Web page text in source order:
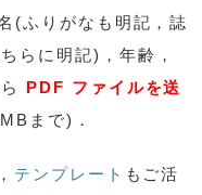
(ふりがなも明記，誌
らに明記)，年齢，
PDF ファイルを送
まで)．
テンプレート もご活